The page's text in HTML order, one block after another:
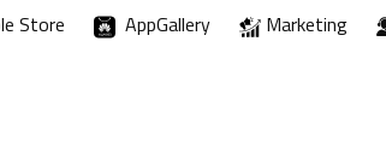
Store AppGallery Marketing